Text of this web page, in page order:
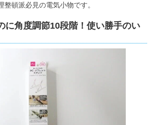
整頓派必見の電気小物です。
に角度調節10段階！使い勝手のい